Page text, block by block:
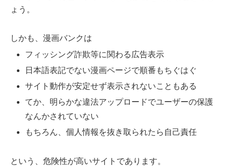
ょう。
しかも、漫画バンクは
フィッシング詐欺等に関わる広告表示
日本語表記でない漫画ページで順番もちぐはぐ
サイト動作が安定せず表示されないこともある
てか、明らかな違法アップロードでユーザーの保護
なんかされていない
もちろん、個人情報を抜き取られたら自己責任
という、危険性が高いサイトであります。